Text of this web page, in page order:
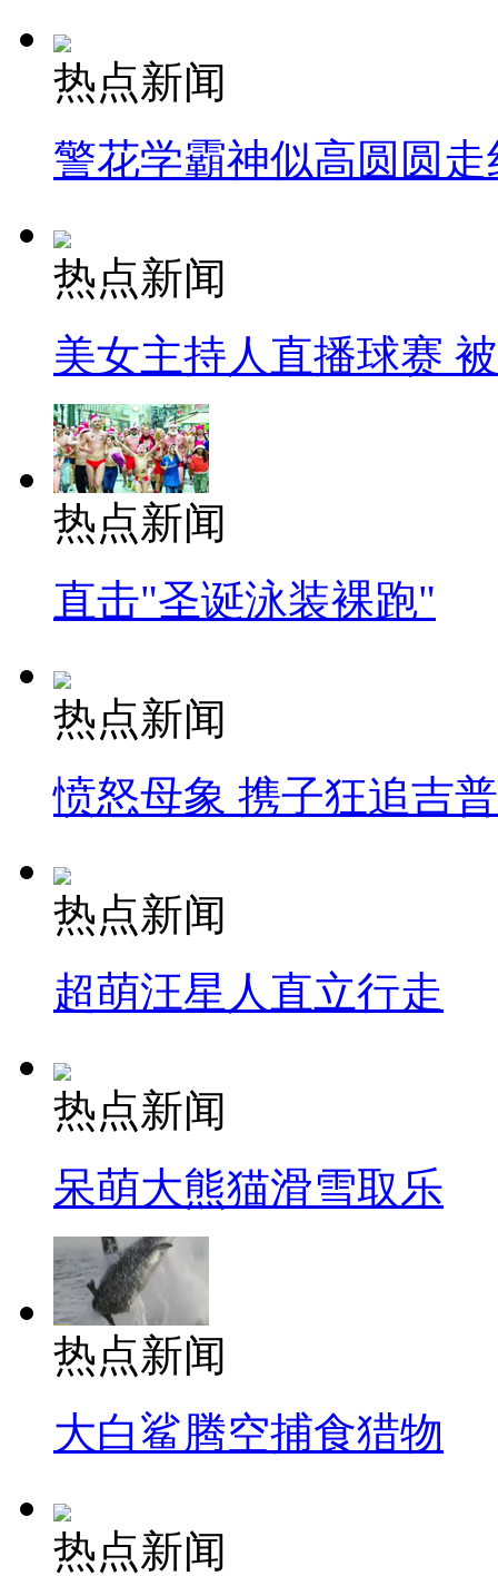
热点新闻
警花学霸神似高圆圆走
热点新闻
美女主持人直播球赛
热点新闻
直击"圣诞泳装裸跑"
热点新闻
愤怒母象 携子狂追吉
热点新闻
超萌汪星人直立行走
热点新闻
呆萌大熊猫滑雪取乐
热点新闻
大白鲨腾空捕食猎物
热点新闻